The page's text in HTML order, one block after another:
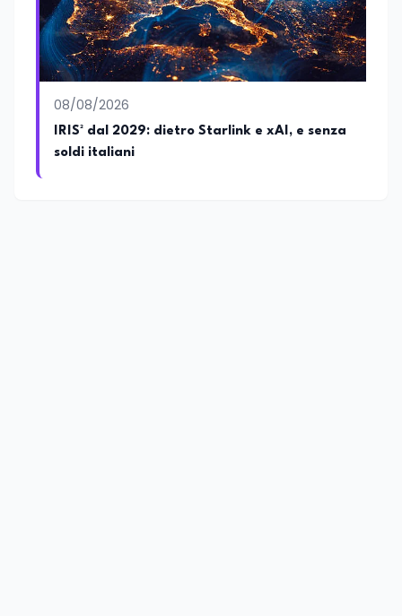
08/08/2026
IRIS² dal 2029: dietro Starlink e xAI, e senza
soldi italiani